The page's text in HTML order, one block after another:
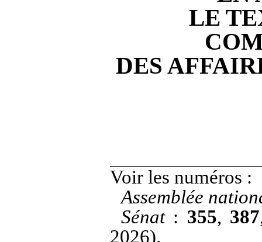
LE
DES
Voir les numéros :
Assemblée
Sénat : 355, 387
2026).